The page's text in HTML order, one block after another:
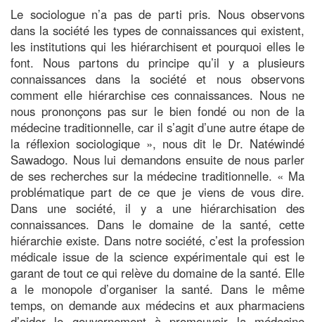
Le sociologue n’a pas de parti pris. Nous observons
dans la société les types de connaissances qui existent,
les institutions qui les hiérarchisent et pourquoi elles le
font. Nous partons du principe qu’il y a plusieurs
connaissances dans la société et nous observons
comment elle hiérarchise ces connaissances. Nous ne
nous prononçons pas sur le bien fondé ou non de la
médecine traditionnelle, car il s’agit d’une autre étape de
la réflexion sociologique », nous dit le Dr. Natéwindé
Sawadogo. Nous lui demandons ensuite de nous parler
de ses recherches sur la médecine traditionnelle. « Ma
problématique part de ce que je viens de vous dire.
Dans une société, il y a une hiérarchisation des
connaissances. Dans le domaine de la santé, cette
hiérarchie existe. Dans notre société, c’est la profession
médicale issue de la science expérimentale qui est le
garant de tout ce qui relève du domaine de la santé. Elle
a le monopole d’organiser la santé. Dans le même
temps, on demande aux médecins et aux pharmaciens